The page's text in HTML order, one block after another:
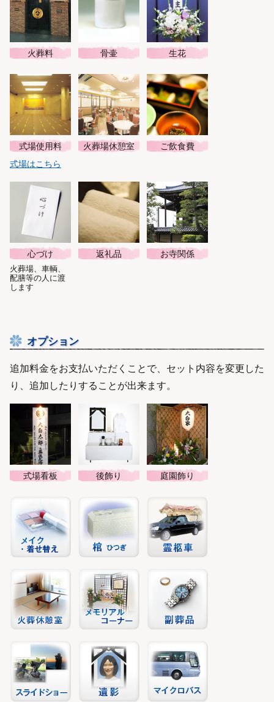
火葬料 骨壷 生花
式場使用料
式場はこちら
火葬場休憩室 ご飲食費
心づけ
火葬場、車輌、
配膳等の人に渡
します
返礼品 お寺関係
オプション
追加料金をお支払いただくことで、セット内容を変更した
り、追加したりすることが出来ます。
式場看板 後飾り 庭園飾り